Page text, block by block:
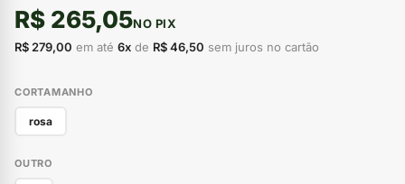
R$ 265,05NO PIX
R$ 279,00 em até 6x de R$ 46,50 sem juros no cartão
CORTAMANHO
rosa
OUTRO